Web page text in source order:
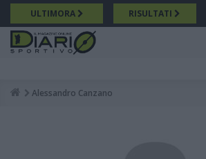
Salta
al
contenuto
principale
ULTIMORA RISULTATI
Breadcrumb
Alessandro Canzano